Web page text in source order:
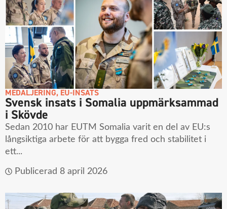
MEDALJERING, EU-INSATS
Svensk insats i Somalia uppmärksammad
i Skövde
Sedan 2010 har EUTM Somalia varit en del av EU:s
långsiktiga arbete för att bygga fred och stabilitet i
ett...
Publicerad 8 april 2026